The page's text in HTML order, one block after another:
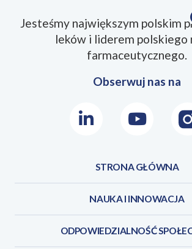
Jesteśmy największym polskim
leków i liderem polskiego
farmaceutycznego.
Obserwuj nas na
LinkedIn
STRONA GŁÓWNA
NAUKA I INNOWACJA
ODPOWIEDZIALNOŚĆ